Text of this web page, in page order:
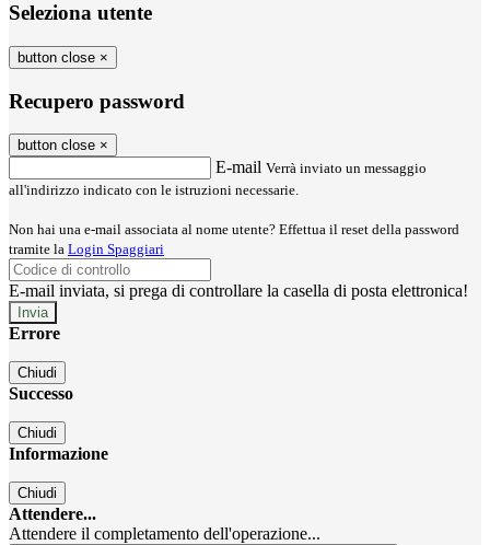
Seleziona utente
button close ×
Recupero password
button close ×
E-mail Verrà inviato un messaggio
all'indirizzo indicato con le istruzioni necessarie.
Non hai una e-mail associata al nome utente? Effettua il reset della password
tramite la Login Spaggiari
E-mail inviata, si prega di controllare la casella di posta elettronica!
Errore
Chiudi
Successo
Chiudi
Informazione
Chiudi
Attendere...
Attendere il completamento dell'operazione...